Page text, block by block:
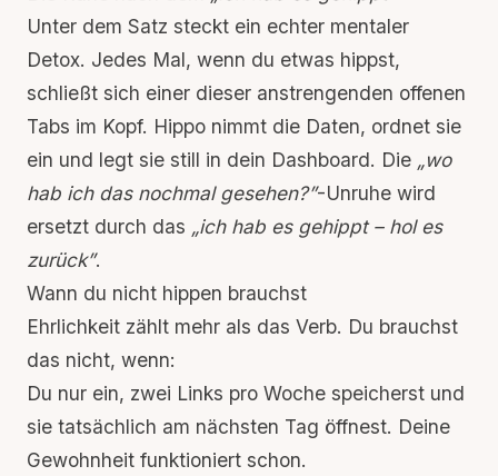
Unter dem Satz steckt ein echter mentaler
Detox. Jedes Mal, wenn du etwas hippst,
schließt sich einer dieser anstrengenden offenen
Tabs im Kopf. Hippo nimmt die Daten, ordnet sie
ein und legt sie still in dein Dashboard. Die „wo
hab ich das nochmal gesehen?”-Unruhe wird
ersetzt durch das „ich hab es gehippt – hol es
zurück”.
Wann du nicht hippen brauchst
Ehrlichkeit zählt mehr als das Verb. Du brauchst
das nicht, wenn:
Du nur ein, zwei Links pro Woche speicherst und
sie tatsächlich am nächsten Tag öffnest. Deine
Gewohnheit funktioniert schon.